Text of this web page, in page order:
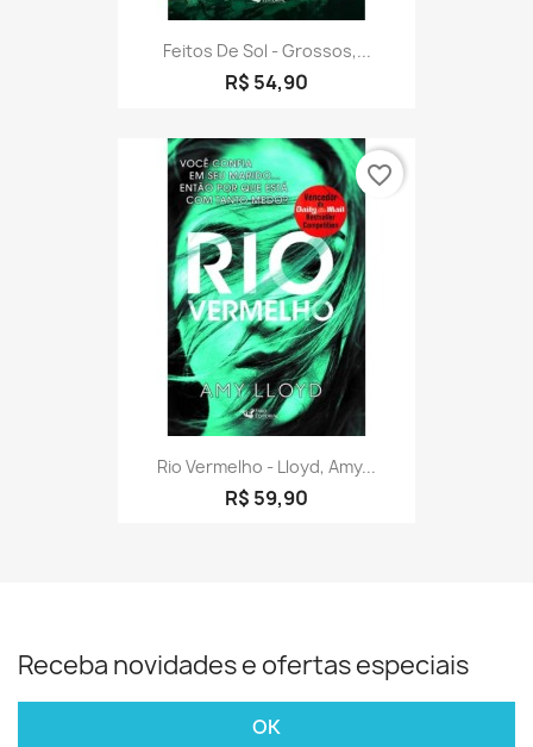
Feitos De Sol - Grossos,...
R$ 54,90
Rio Vermelho - Lloyd, Amy...
R$ 59,90
favorite_border
Receba novidades e ofertas especiais